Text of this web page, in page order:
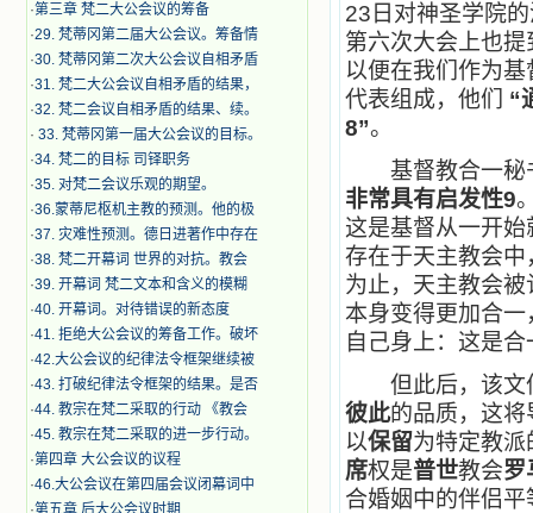
·第三章 梵二大公会议的筹备
·29. 梵蒂冈第二届大公会议。筹备情
·30. 梵蒂冈第二次大公会议自相矛盾
·31. 梵二大公会议自相矛盾的结果，
·32. 梵二会议自相矛盾的结果、续。
· 33. 梵蒂冈第一届大公会议的目标。
·34. 梵二的目标 司铎职务
·35. 对梵二会议乐观的期望。
·36.蒙蒂尼枢机主教的预测。他的极
·37. 灾难性预测。德日进著作中存在
·38. 梵二开幕词 世界的对抗。教会
·39. 开幕词 梵二文本和含义的模糊
·40. 开幕词。对待错误的新态度
·41. 拒绝大公会议的筹备工作。破坏
·42.大公会议的纪律法令框架继续被
·43. 打破纪律法令框架的结果。是否
·44. 教宗在梵二采取的行动 《教会
·45. 教宗在梵二采取的进一步行动。
·第四章 大公会议的议程
·46.大公会议在第四届会议闭幕词中
·第五章 后大公会议时期
23日对神圣学院
第六次大会上也
以便在我们作为
代表组成，他们 “
8”。
基督教合一秘书
非常具有启发性9
这是基督从一开
存在于天主教会
为止，天主教会
本身变得更加合
自己身上：这是合
但此后，该文
彼此的品质，这将
以保留为特定教
席权是普世教会罗
合婚姻中的伴侣